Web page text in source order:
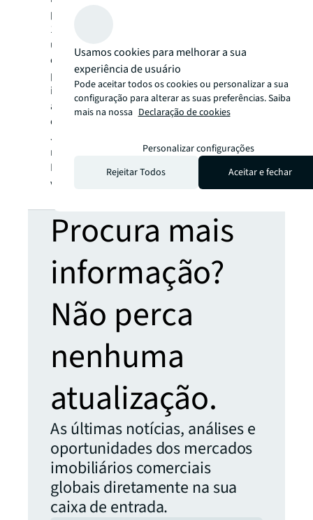
países em todo o mundo. Os nossos mais de
108.000 colaboradores trazem o poder de
uma plataforma global combinada com a
experiência local. Impulsionados pelo nosso
propósito de construir o futuro do
imobiliário para um mundo melhor,
ajudamos os nossos clientes, pessoas e
comunidades: SEE A BRIGHTER WAY.
JLL é a designação e marca comercial
registada pela Jones Lang LaSalle
Incorporated. Para mais informações,
visite
Procura mais
informação?
Não perca
nenhuma
atualização.
As últimas notícias, análises e
oportunidades dos mercados
imobiliários comerciais
globais diretamente na sua
caixa de entrada.
Usamos cookies para melhorar a sua
experiência de usuário
Pode aceitar todos os cookies ou personalizar a sua
configuração para alterar as suas preferências. Saiba
mais na nossa Declaração de cookies
Personalizar configurações
Rejeitar Todos
Aceitar e fechar